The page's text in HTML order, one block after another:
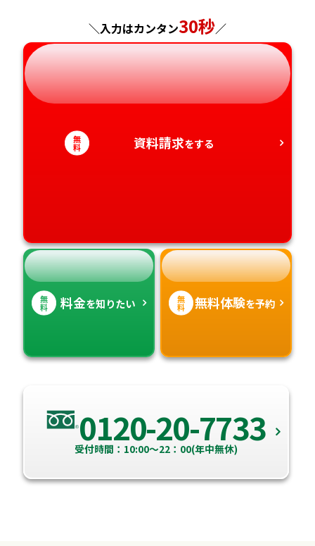
神奈川県
岐阜県
静岡県
愛知県
奈良県
和歌山県
広島県
山口県
徳島県
香川県
長崎県
熊本県
大分県
宮崎県
＼入力はカンタン30秒／
無
料 資料請求をする
無
料 料金を知りたい 無
料 無料体験を予約
0120-20-7733
受付時間：10:00～22：00(年中無休)